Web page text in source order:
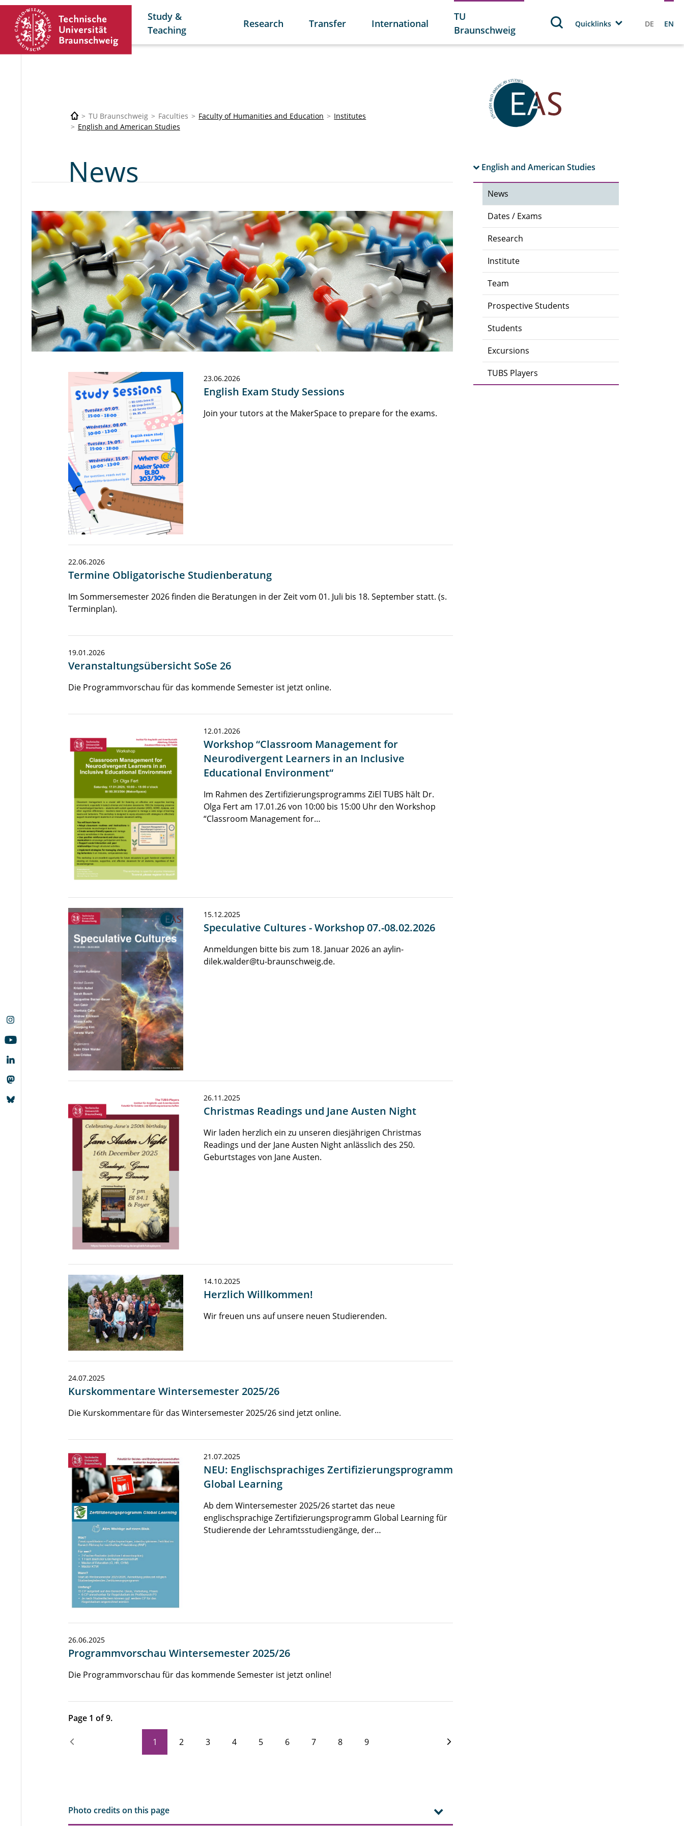
Study &
Teaching
Research Transfer International
TU
Braunschweig
Quicklinks DE EN
TU Braunschweig Faculties Faculty of Humanities and Education
Institutes
English and American Studies
English and American Studies
News
Dates / Exams
Research
Institute
Team
Prospective Students
Students
Excursions
TUBS Players
News
23.06.2026
English Exam Study Sessions
Join your tutors at the MakerSpace to prepare for the exams.
22.06.2026
Termine Obligatorische Studienberatung
Im Sommersemester 2026 finden die Beratungen in der Zeit vom 01. Juli bis 18. September statt. (s.
Terminplan).
19.01.2026
Veranstaltungsübersicht SoSe 26
Die Programmvorschau für das kommende Semester ist jetzt online.
12.01.2026
Workshop “Classroom Management for
Neurodivergent Learners in an Inclusive
Educational Environment“
Im Rahmen des Zertifizierungsprogramms ZiEl TUBS hält Dr.
Olga Fert am 17.01.26 von 10:00 bis 15:00 Uhr den Workshop
“Classroom Management for…
15.12.2025
Speculative Cultures - Workshop 07.-08.02.2026
Anmeldungen bitte bis zum 18. Januar 2026 an aylin-
dilek.walder@tu-braunschweig.de.
26.11.2025
Christmas Readings und Jane Austen Night
Wir laden herzlich ein zu unseren diesjährigen Christmas
Readings und der Jane Austen Night anlässlich des 250.
Geburtstages von Jane Austen.
14.10.2025
Herzlich Willkommen!
Wir freuen uns auf unsere neuen Studierenden.
24.07.2025
Kurskommentare Wintersemester 2025/26
Die Kurskommentare für das Wintersemester 2025/26 sind jetzt online.
21.07.2025
NEU: Englischsprachiges Zertifizierungsprogramm
Global Learning
Ab dem Wintersemester 2025/26 startet das neue
englischsprachige Zertifizierungsprogramm Global Learning für
Studierende der Lehramtsstudiengänge, der…
26.06.2025
Programmvorschau Wintersemester 2025/26
Die Programmvorschau für das kommende Semester ist jetzt online!
Page 1 of 9.
1 2 3 4 5 6 7 8 9
Photo credits on this page